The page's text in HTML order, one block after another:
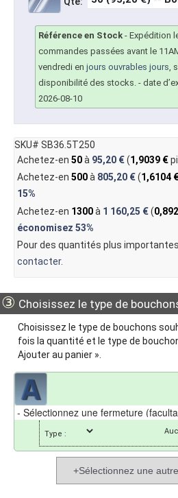
Référence en Stock - Expédition
commandes passées avant le
vendredi en jours ouvrables jours,
disponibilité des stocks. - date
2026-08-10
SKU# SB36.5T250
Achetez-en 50à 95,20 €(1,9039 €
Achetez-en 500à 805,20 €(1,6104
15%
Achetez-en 1300à 1 160,25 €(
économisez 53%
Pour des quantités plus
contacter.
③ Choisissez le type de
Choisissez le type de bouchons
fois la quantité et le type de
Ajouter au panier ».
Type :
+Sélectionnez une